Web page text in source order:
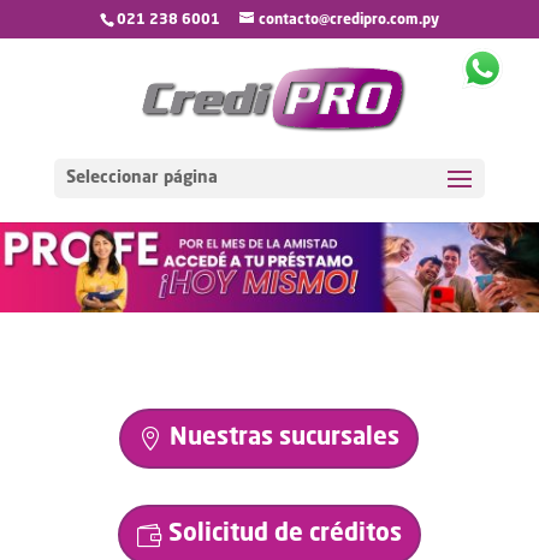
021 238 6001 contacto@credipro.com.py
Seleccionar página
Nuestras sucursales
Solicitud de créditos